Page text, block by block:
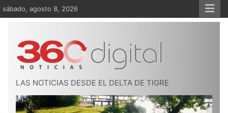
Saltar
al
sábado, agosto 8, 2026
LAS NOTICIAS DESDE EL DELTA DE TIGRE